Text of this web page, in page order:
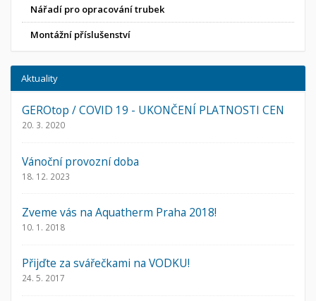
Nářadí pro opracování trubek
Montážní příslušenství
Aktuality
GEROtop / COVID 19 - UKONČENÍ PLATNOSTI CEN
20. 3. 2020
Vánoční provozní doba
18. 12. 2023
Zveme vás na Aquatherm Praha 2018!
10. 1. 2018
Přijďte za svářečkami na VODKU!
24. 5. 2017